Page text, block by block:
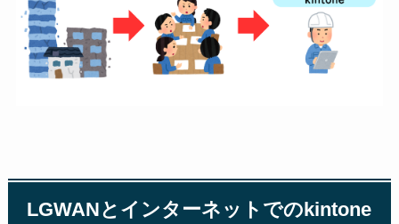
LGWANとインターネットでのkintone